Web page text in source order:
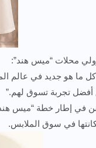
محلات “ميس هند”:
ما هو جديد في عالم
أفضل تجربة تسوق لهم.”
في إطار خطة “ميس
في سوق الملابس.